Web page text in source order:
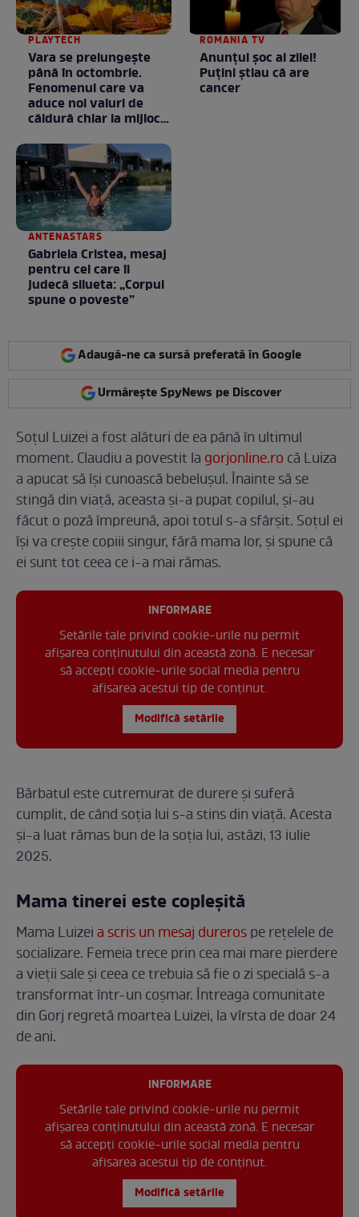
PLAYTECH
Vara se prelungeşte
până în octombrie.
Fenomenul care va
aduce noi valuri de
căldură chiar la mijlocul
ROMANIA TV
Anunţul şoc al zilei!
Puţini ştiau că are
cancer
ANTENASTARS
Gabriela Cristea, mesaj
pentru cei care îi
judecă silueta: „Corpul
spune o poveste”
Adaugă-ne ca sursă preferată în Google
Urmărește SpyNews pe Discover
Soțul Luizei a fost alături de ea până în ultimul
moment. Claudiu a povestit la gorjonline.ro că Luiza
a apucat să își cunoască bebelușul. Înainte să se
stingă din viață, aceasta și-a pupat copilul, și-au
făcut o poză împreună, apoi totul s-a sfârșit. Soțul ei
își va crește copiii singur, fără mama lor, și spune că
ei sunt tot ceea ce i-a mai rămas.
INFORMARE
Setările tale privind cookie-urile nu permit
afișarea conținutului din această zonă. E necesar
să accepți cookie-urile social media pentru
afisarea acestui tip de conținut.
Modifică setările
Bărbatul este cutremurat de durere și suferă
cumplit, de când soția lui s-a stins din viață. Acesta
și-a luat rămas bun de la soția lui, astăzi, 13 iulie
2025.
Mama tinerei este copleșită
Mama Luizeia scris un mesaj durerospe rețelele de
socializare. Femeia trece prin cea mai mare pierdere
a vieții sale și ceea ce trebuia să fie o zi specială s-a
transformat într-un coșmar. Întreaga comunitate
din Gorj regretă moartea Luizei, la vîrsta de doar 24
de ani.
INFORMARE
Setările tale privind cookie-urile nu permit
afișarea conținutului din această zonă. E necesar
să accepți cookie-urile social media pentru
afisarea acestui tip de conținut.
Modifică setările